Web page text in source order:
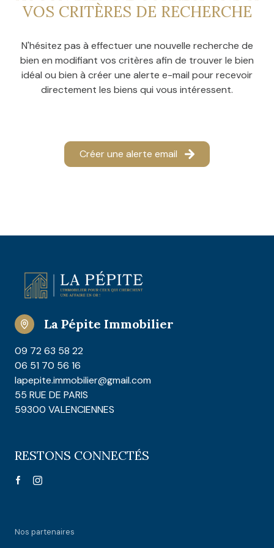
NOS
CLIENTS
CONTACT
VOS CRITÈRES DE RECHERCHE
N'hésitez pas à effectuer une nouvelle recherche de
bien en modifiant vos critères afin de trouver le bien
idéal ou bien à créer une alerte e-mail pour recevoir
directement les biens qui vous intéressent.
Créer une alerte email
La Pépite Immobilier
09 72 63 58 22
06 51 70 56 16
lapepite.immobilier@gmail.com
55 RUE DE PARIS
59300 VALENCIENNES
RESTONS CONNECTÉS
Nos partenaires